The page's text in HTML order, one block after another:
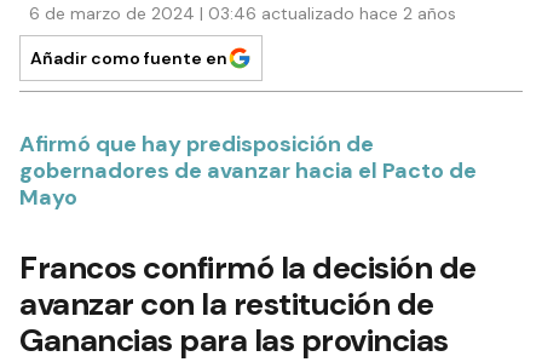
6 de marzo de 2024 | 03:46 actualizado hace 2 años
Añadir como fuente en
Afirmó que hay predisposición de
gobernadores de avanzar hacia el Pacto de
Mayo
Francos confirmó la decisión de
avanzar con la restitución de
Ganancias para las provincias